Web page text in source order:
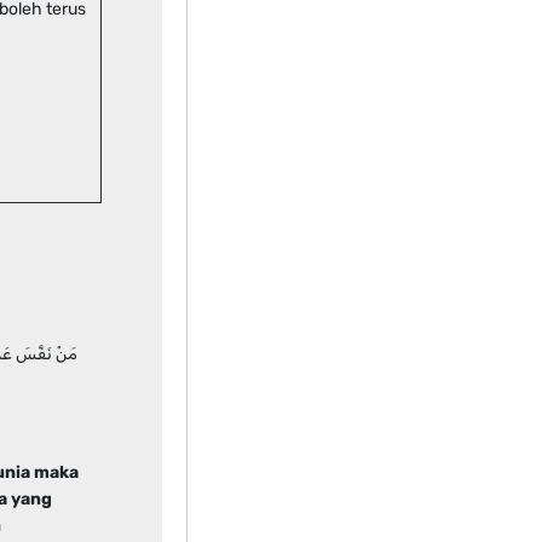
terus
مَنْ نَفَّسَ عَنْ
maka
yang